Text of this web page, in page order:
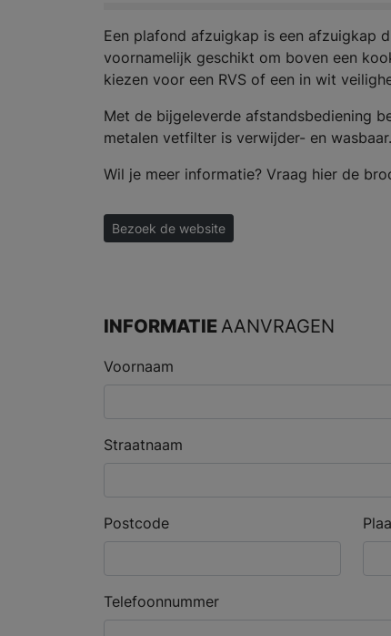
Een plafond afzuigkap is een afzuigkap
voornamelijk geschikt om boven een
kiezen voor een RVS of een in wit
Met de bijgeleverde afstandsbediening
metalen vetfilter is verwijder- en wasbaar.
Wil je meer informatie? Vraag hier de
Bezoek de website
INFORMATIE AANVRAGEN
Voornaam
Straatnaam
Postcode
Telefoonnummer